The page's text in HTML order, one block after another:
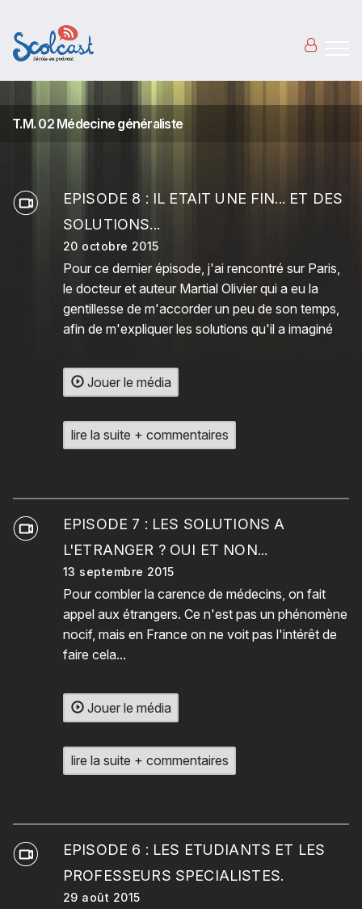
T.M. 02 Médecine généraliste
EPISODE 8 : IL ETAIT UNE FIN... ET DES
SOLUTIONS...
20 octobre 2015
Pour ce dernier épisode, j'ai rencontré sur Paris,
le docteur et auteur Martial Olivier qui a eu la
gentillesse de m'accorder un peu de son temps,
afin de m'expliquer les solutions qu'il a imaginé
Jouer le média
lire la suite + commentaires
EPISODE 7 : LES SOLUTIONS A
L'ETRANGER ? OUI ET NON...
13 septembre 2015
Pour combler la carence de médecins, on fait
appel aux étrangers. Ce n'est pas un phénomène
nocif, mais en France on ne voit pas l'intérêt de
faire cela...
Jouer le média
lire la suite + commentaires
EPISODE 6 : LES ETUDIANTS ET LES
PROFESSEURS SPECIALISTES.
29 août 2015